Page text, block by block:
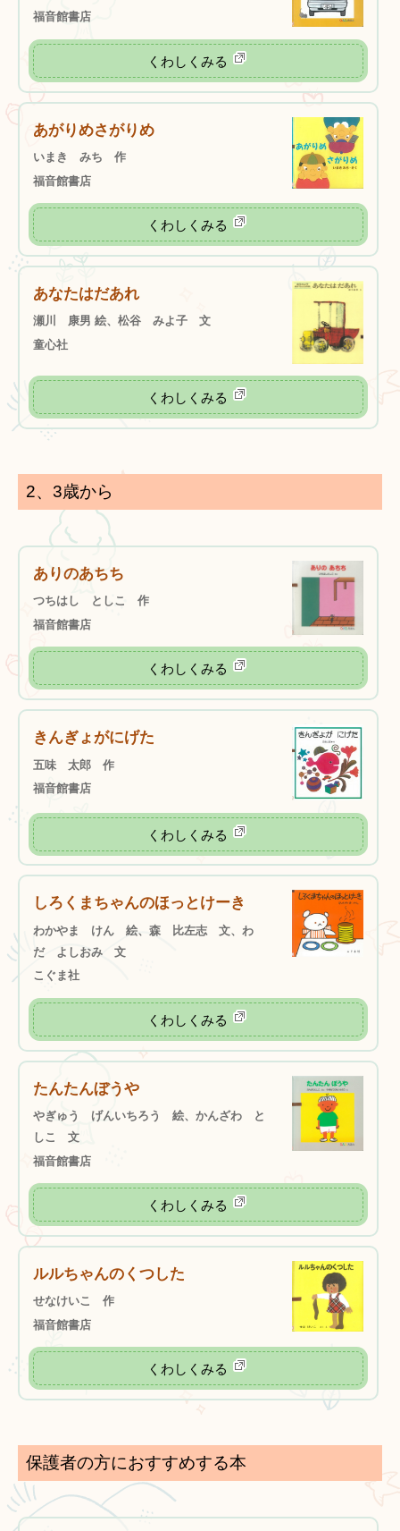
福音館書店
くわしくみる
あがりめさがりめ
いまき みち 作
福音館書店
くわしくみる
あなたはだあれ
瀬川 康男 絵、松谷 みよ子 文
童心社
くわしくみる
2、3歳から
ありのあちち
つちはし としこ 作
福音館書店
くわしくみる
きんぎょがにげた
五味 太郎 作
福音館書店
くわしくみる
しろくまちゃんのほっとけーき
わかやま けん 絵、森 比左志 文、わ
だ よしおみ 文
こぐま社
くわしくみる
たんたんぼうや
やぎゅう げんいちろう 絵、かんざわ と
しこ 文
福音館書店
くわしくみる
ルルちゃんのくつした
せなけいこ 作
福音館書店
くわしくみる
保護者の方におすすめする本